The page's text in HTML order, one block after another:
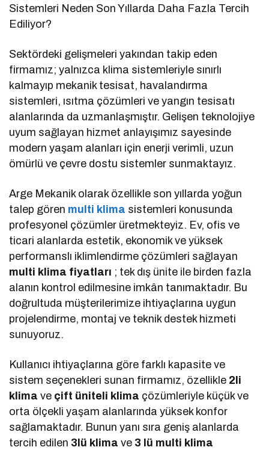
Sistemleri Neden Son Yıllarda Daha Fazla Tercih
Ediliyor?
Sektördeki gelişmeleri yakından takip eden
firmamız; yalnızca klima sistemleriyle sınırlı
kalmayıp mekanik tesisat, havalandırma
sistemleri, ısıtma çözümleri ve yangın tesisatı
alanlarında da uzmanlaşmıştır. Gelişen teknolojiye
uyum sağlayan hizmet anlayışımız sayesinde
modern yaşam alanları için enerji verimli, uzun
ömürlü ve çevre dostu sistemler sunmaktayız.
Arge Mekanik olarak özellikle son yıllarda yoğun
talep gören multi klima sistemleri konusunda
profesyonel çözümler üretmekteyiz. Ev, ofis ve
ticari alanlarda estetik, ekonomik ve yüksek
performanslı iklimlendirme çözümleri sağlayan
multi klima fiyatları ; tek dış ünite ile birden fazla
alanın kontrol edilmesine imkân tanımaktadır. Bu
doğrultuda müşterilerimize ihtiyaçlarına uygun
projelendirme, montaj ve teknik destek hizmeti
sunuyoruz.
Kullanıcı ihtiyaçlarına göre farklı kapasite ve
sistem seçenekleri sunan firmamız, özellikle 2li
klima ve çift üniteli klima çözümleriyle küçük ve
orta ölçekli yaşam alanlarında yüksek konfor
sağlamaktadır. Bunun yanı sıra geniş alanlarda
tercih edilen 3lü klima ve 3 lü multi klima